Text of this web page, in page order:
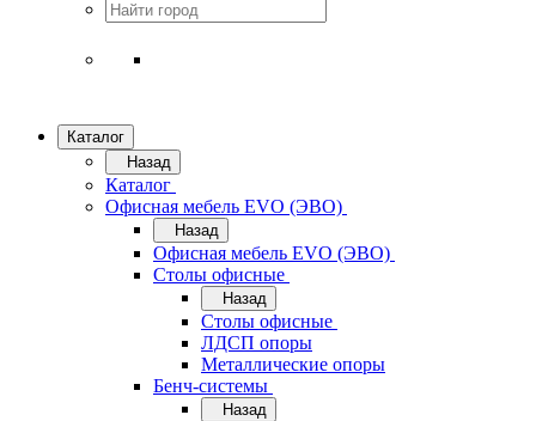
Каталог
Назад
Каталог
Офисная мебель EVO (ЭВО)
Назад
Офисная мебель EVO (ЭВО)
Cтолы офисные
Назад
Cтолы офисные
ЛДСП опоры
Металлические опоры
Бенч-системы
Назад